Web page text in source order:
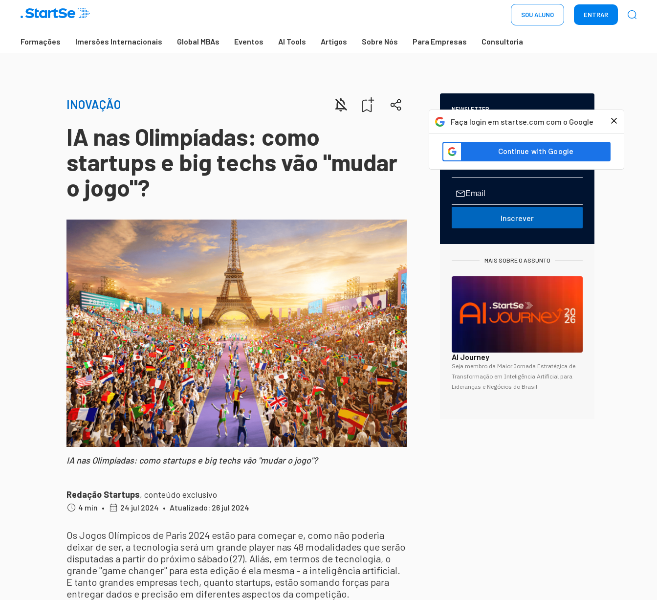
SOU ALUNO ENTRAR
Formações Imersões Internacionais Global MBAs Eventos AI Tools Artigos Sobre Nós Para Empresas Consultoria
Faça login em startse.com com o Google
INOVAÇÃO
IA nas Olimpíadas: como
startups e big techs vão "mudar
o jogo"?
IA nas Olimpíadas: como startups e big techs vão "mudar o jogo"?
Redação Startups, conteúdo exclusivo
4 min • 24 jul 2024 • Atualizado: 26 jul 2024
Os Jogos Olímpicos de Paris 2024 estão para começar e, como não poderia
deixar de ser, a tecnologia será um grande player nas 48 modalidades que serão
disputadas a partir do próximo sábado (27). Aliás, em termos de tecnologia, o
grande "game changer" para esta edição é ela mesma – a inteligência artificial.
E tanto grandes empresas tech, quanto startups, estão somando forças para
entregar dados e precisão em diferentes aspectos da competição.
NEWSLETTER
Start Seu dia:
A Newsletter do AGORA!
Inscrever
MAIS SOBRE O ASSUNTO
AI Journey
Seja membro da Maior Jornada Estratégica de
Transformação em Inteligência Artificial para
Lideranças e Negócios do Brasil